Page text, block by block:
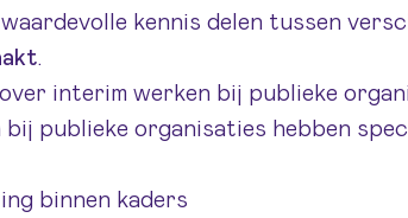
kennis delen tussen
.
interim werken bij publieke
publieke organisaties hebben
binnen kaders